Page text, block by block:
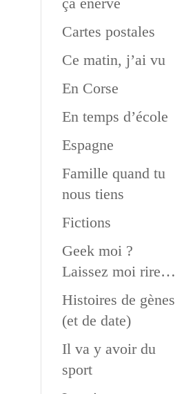
Cartes postales
Ce matin, j’ai vu
En Corse
En temps d’école
Espagne
Famille quand tu
nous tiens
Fictions
Geek moi ?
Laissez moi rire…
Histoires de gènes
(et de date)
Il va y avoir du
sport